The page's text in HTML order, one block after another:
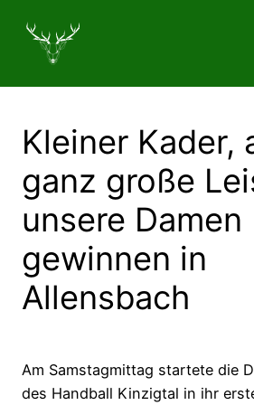
Inhalt
springen
Kleiner Kader,
ganz große
unsere Damen
gewinnen in
Allensbach
Am Samstagmittag startete die
des Handball Kinzigtal in ihr